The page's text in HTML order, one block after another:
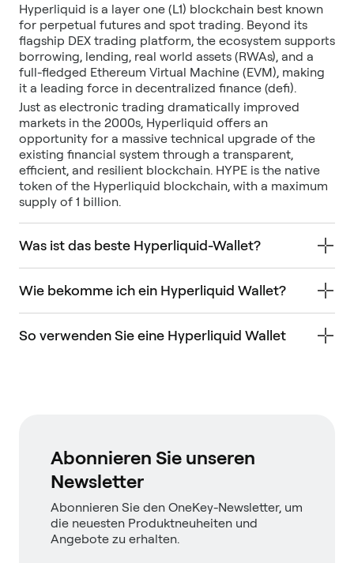
Hyperliquid is a layer one (L1) blockchain best known
for perpetual futures and spot trading. Beyond its
flagship DEX trading platform, the ecosystem supports
borrowing, lending, real world assets (RWAs), and a
full-fledged Ethereum Virtual Machine (EVM), making
it a leading force in decentralized finance (defi).
Just as electronic trading dramatically improved
markets in the 2000s, Hyperliquid offers an
opportunity for a massive technical upgrade of the
existing financial system through a transparent,
efficient, and resilient blockchain. HYPE is the native
token of the Hyperliquid blockchain, with a maximum
supply of 1 billion.
Was ist das beste Hyperliquid-Wallet?
Wie bekomme ich ein Hyperliquid Wallet?
So verwenden Sie eine Hyperliquid Wallet
Abonnieren Sie unseren
Newsletter
Abonnieren Sie den OneKey-Newsletter, um
die neuesten Produktneuheiten und
Angebote zu erhalten.